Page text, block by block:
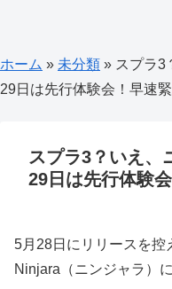
ホーム » 未分類 » スプラ3
29日は先行体験会！早速
スプラ3？いえ、
29日は先行体験
5月28日にリリースを控
Ninjara（ニンジャラ）